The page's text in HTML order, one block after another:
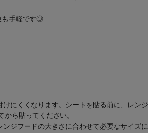
も手軽です◎
けにくくなります。シートを貼る前に、レンジ
から貼ってください。
ジフードの大きさに合わせて必要なサイズに